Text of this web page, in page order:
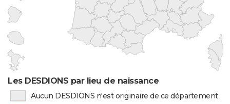
Les DESDIONS par lieu de naissance
Aucun DESDIONS n'est originaire de ce département